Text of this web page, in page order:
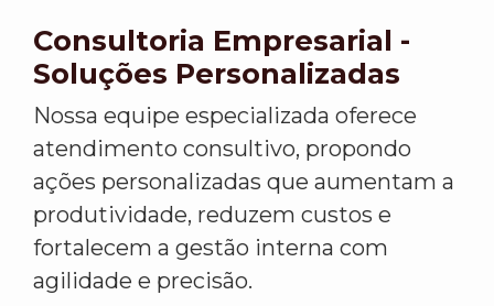
Consultoria Empresarial -
Soluções Personalizadas
Nossa equipe especializada oferece
atendimento consultivo, propondo
ações personalizadas que aumentam a
produtividade, reduzem custos e
fortalecem a gestão interna com
agilidade e precisão.